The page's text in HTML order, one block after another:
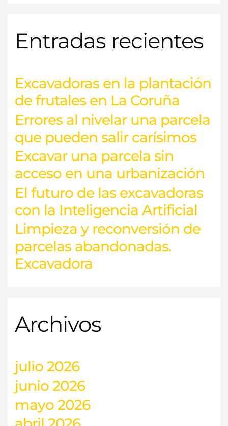
Entradas recientes
Excavadoras en la plantación
de frutales en La Coruña
Errores al nivelar una parcela
que pueden salir carísimos
Excavar una parcela sin
acceso en una urbanización
El futuro de las excavadoras
con la Inteligencia Artificial
Limpieza y reconversión de
parcelas abandonadas.
Excavadora
Archivos
julio 2026
junio 2026
mayo 2026